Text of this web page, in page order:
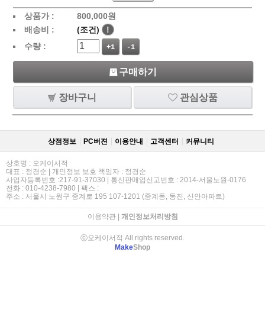
상품가 : 800,000원
배송비 :
(조건)
!
수량 :
+1 -1
구매하기
장바구니 관심상품
상점정보 PC버젼 이용안내 고객센터 커뮤니티
상호명 : 오케이서적
대표 : 정경순 | 개인정보 보호 책임자 : 정경순
사업자등록번호 :217-91-37030 | 통신판매업신고번호 : 2014-서울노원-0176
전화 : 010-4238-7980 | 팩스 :
주소 : 서울시 노원구 중계로 195 107-1201 (중계동, 동진, 신안아파트)
이용약관| 개인정보처리방침
ⓒ오케이서적 All rights reserved.
MakeShop